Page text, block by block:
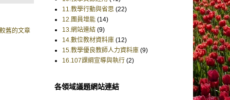
較舊的文章
11.教學行動與省思 (22)
12.團員增能 (14)
13.網站連結 (9)
14.數位教材資料庫 (12)
15.教學優良教師人力資料庫 (9)
16.107課綱宣導與執行 (2)
各領域議題網站連結